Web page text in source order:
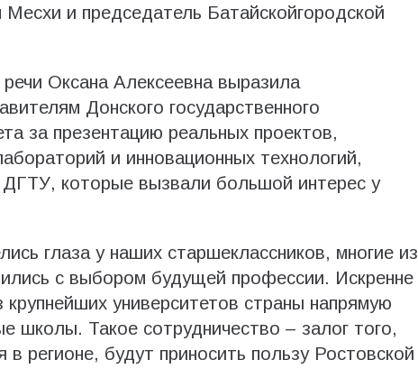
Месхи и председатель Батайскойгородской
Оксана Алексеевна выразила
Донского государственного
за презентацию реальных проектов,
и инновационных технологий,
ДГТУ, которые вызвали большой интерес у
глаза у наших старшеклассников, многие из
с выбором будущей профессии. Искренне
университетов страны напрямую
школы. Такое сотрудничество – залог того,
в регионе, будут приносить пользу Ростовской